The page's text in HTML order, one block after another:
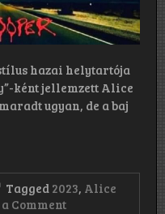
hazai helytartója
ként jellemzett Alice
ugyan, de a baj
Tagged 2023, Alice
Commenton